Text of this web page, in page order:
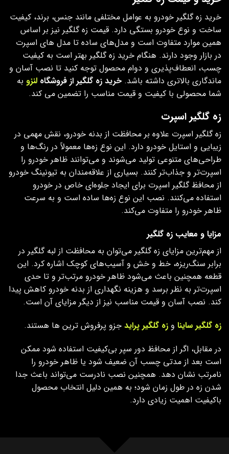
خرید زه گلگیر خودرو به عوامل مختلفی مانند جنس، برند، کیفیت
ساخت و نوع خودرو بستگی دارد. قیمت زه گلگیر نیز بر اساس
همین موارد متفاوت است و مدل‌های ساده تا مدل‌ های اسپرت
در بازار وجود دارند. هنگام خرید زه گلگیر بهتر است به کیفیت
چسب، انعطاف‌پذیری و دوام محصول توجه کنید تا نصب آسان و
ماندگاری بالاتری داشته باشد. خرید زه گلگیر از فروشگاه لنزو به
شما محصولی با کیفیت و قیمت مناسب را تضمین می کند.
زه گلگیر اسپرت
زه گلگیر اسپرت علاوه بر محافظت از بدنه خودرو، نقش مهمی در
زیبایی و استایل خودرو دارد. این نوع زه‌ها معمولاً در رنگ‌ها و
طراحی‌های متنوعی تولید می‌شوند و می‌توانند ظاهر خودرو را
اسپرت‌تر و جذاب‌تر کنند. بسیاری از علاقه‌مندان به تیونینگ خودرو
از محافظ گلگیر اسپرت برای ایجاد جلوه‌ای خاص در خودرو
استفاده می‌کنند. نصب این نوع زه‌ها ساده است و به سرعت
ظاهر خودرو را متفاوت می‌کند.
مزایا و معایب زه گلگیر
از مهم‌ترین مزایای زه گلگیر می‌توان به محافظت از لبه گلگیر در
برابر سنگ‌ریزه، خط و خش و آسیب‌های کوچک اشاره کرد. این
قطعه همچنین باعث می‌شود ظاهر خودرو مرتب‌تر و تا حدی
اسپرت‌تر به نظر برسد و هزینه نگهداری از بدنه خودرو کاهش پیدا
کند. نصب آسان و قیمت مناسب نیز از دیگر مزایای آن است.
زه گلگیر ساینا و زه گلگیر پراید جزو پرفروش ترین ها هستند.
در مقابل، اگر از محافظ دور سپر بی‌کیفیت استفاده شود ممکن
است بعد از مدتی چسب آن ضعیف شود یا ظاهر خودرو را
نامرتب نشان دهد. همچنین نصب نادرست می‌تواند باعث جدا
شدن زه در طول زمان شود؛ به همین دلیل انتخاب محصول
باکیفیت اهمیت زیادی دارد.